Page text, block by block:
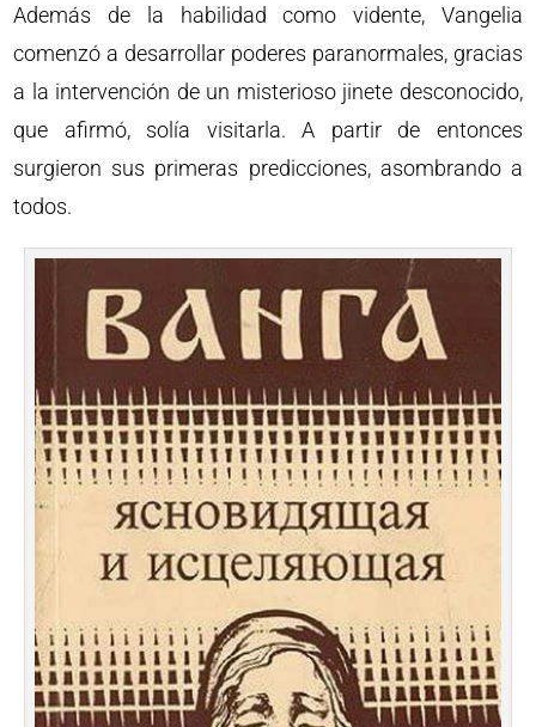
Además de la habilidad como vidente, Vangelia
comenzó a desarrollar poderes paranormales, gracias
a la intervención de un misterioso jinete desconocido,
que afirmó, solía visitarla. A partir de entonces
surgieron sus primeras predicciones, asombrando a
todos.